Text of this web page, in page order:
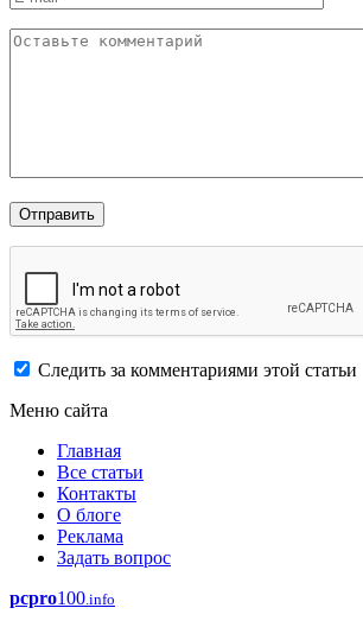
Следить за комментариями этой статьи
Меню сайта
Главная
Все статьи
Контакты
О блоге
Реклама
Задать вопрос
pcpro100.info